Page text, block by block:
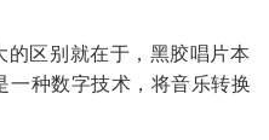
区别就在于，黑胶唱片本
种数字技术，将音乐转换